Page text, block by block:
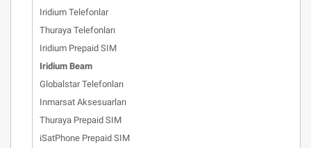
Iridium Telefonlar
Thuraya Telefonları
Iridium Prepaid SIM
Iridium Beam
Globalstar Telefonları
Inmarsat Aksesuarları
Thuraya Prepaid SIM
iSatPhone Prepaid SIM